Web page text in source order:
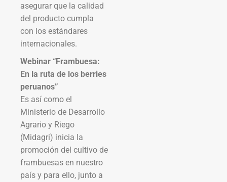
asegurar que la calidad
del producto cumpla
con los estándares
internacionales.
Webinar “Frambuesa:
En la ruta de los berries
peruanos”
Es así como el
Ministerio de Desarrollo
Agrario y Riego
(Midagri) inicia la
promoción del cultivo de
frambuesas en nuestro
país y para ello, junto a